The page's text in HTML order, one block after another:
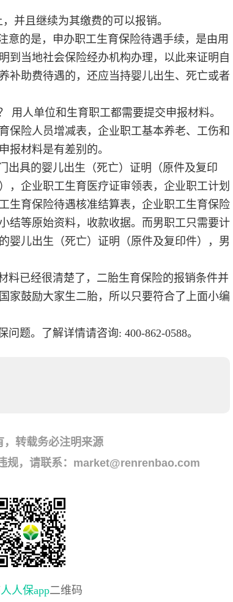
并且继续为其缴费的可以报销。
意的是，申办职工生育保险待遇手续，是由用
到当地社会保险经办机构办理，以此来证明自
补助费待遇的，还应当持婴儿出生、死亡或者
用人单位和生育职工都需要提交申报材料。
保险人员增减表，企业职工基本养老、工伤和
报材料是有差别的。
出具的婴儿出生（死亡）证明（原件及复印
，企业职工生育医疗证审领表，企业职工计划
生育保险待遇核准结算表，企业职工生育保险
结等原始资料，收款收据。而男职工只需要计
婴儿出生（死亡）证明（原件及复印件），男
料已经很清楚了，二胎生育保险的报销条件并
家鼓励大家生二胎，所以只要符合了上面小编
题。了解详情请咨询: 400-862-0588。
，转载务必注明来源
规，请联系：market@renrenbao.com
人人保app二维码